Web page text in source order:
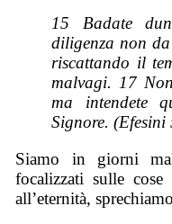
15 Badate
diligenza non
riscattando il
malvagi. 17
ma intendete
Signore.
Siamo in giorni
focalizzati sulle cose
all’eternità,